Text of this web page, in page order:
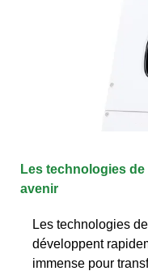
Les technologies
avenir
Les technologies
développent
immense pour